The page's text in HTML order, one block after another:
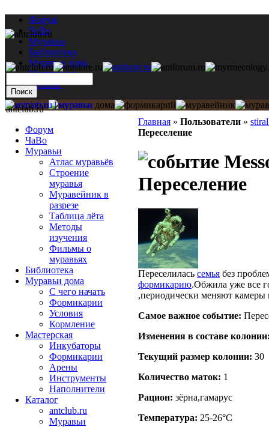
Форум
ЧаВо
Муравьи
Библиотека
Муравьи дома
Мастерская
Каталог
Главная » Пользователи »
Переселение
Переселение
Переселилась семья без
формикарию.Обжила уже все
,периодически меняют камеры
Самое важное событие:
Изменения в составе
Текущий размер кoлонии: 30
Количество маток: 1
Рацион: зёрна,гамарус
Температура: 25-26°C
antclub.ru
Форум
ЧаВо
Муравьи
Атлас муравьёв
Строение
муравья
Муравейник в
разрезе
Таблица лёта
Методы
изучения
Фильмы о
муравьях
Библиотека
Муравьи дома
С чего начать
Формикарии
Условия
Кормление
Мастерская
Инкубаторы
Формикарии
Арены
Инструменты
Наполнители
Каталог
antclub.ru
Муравьи